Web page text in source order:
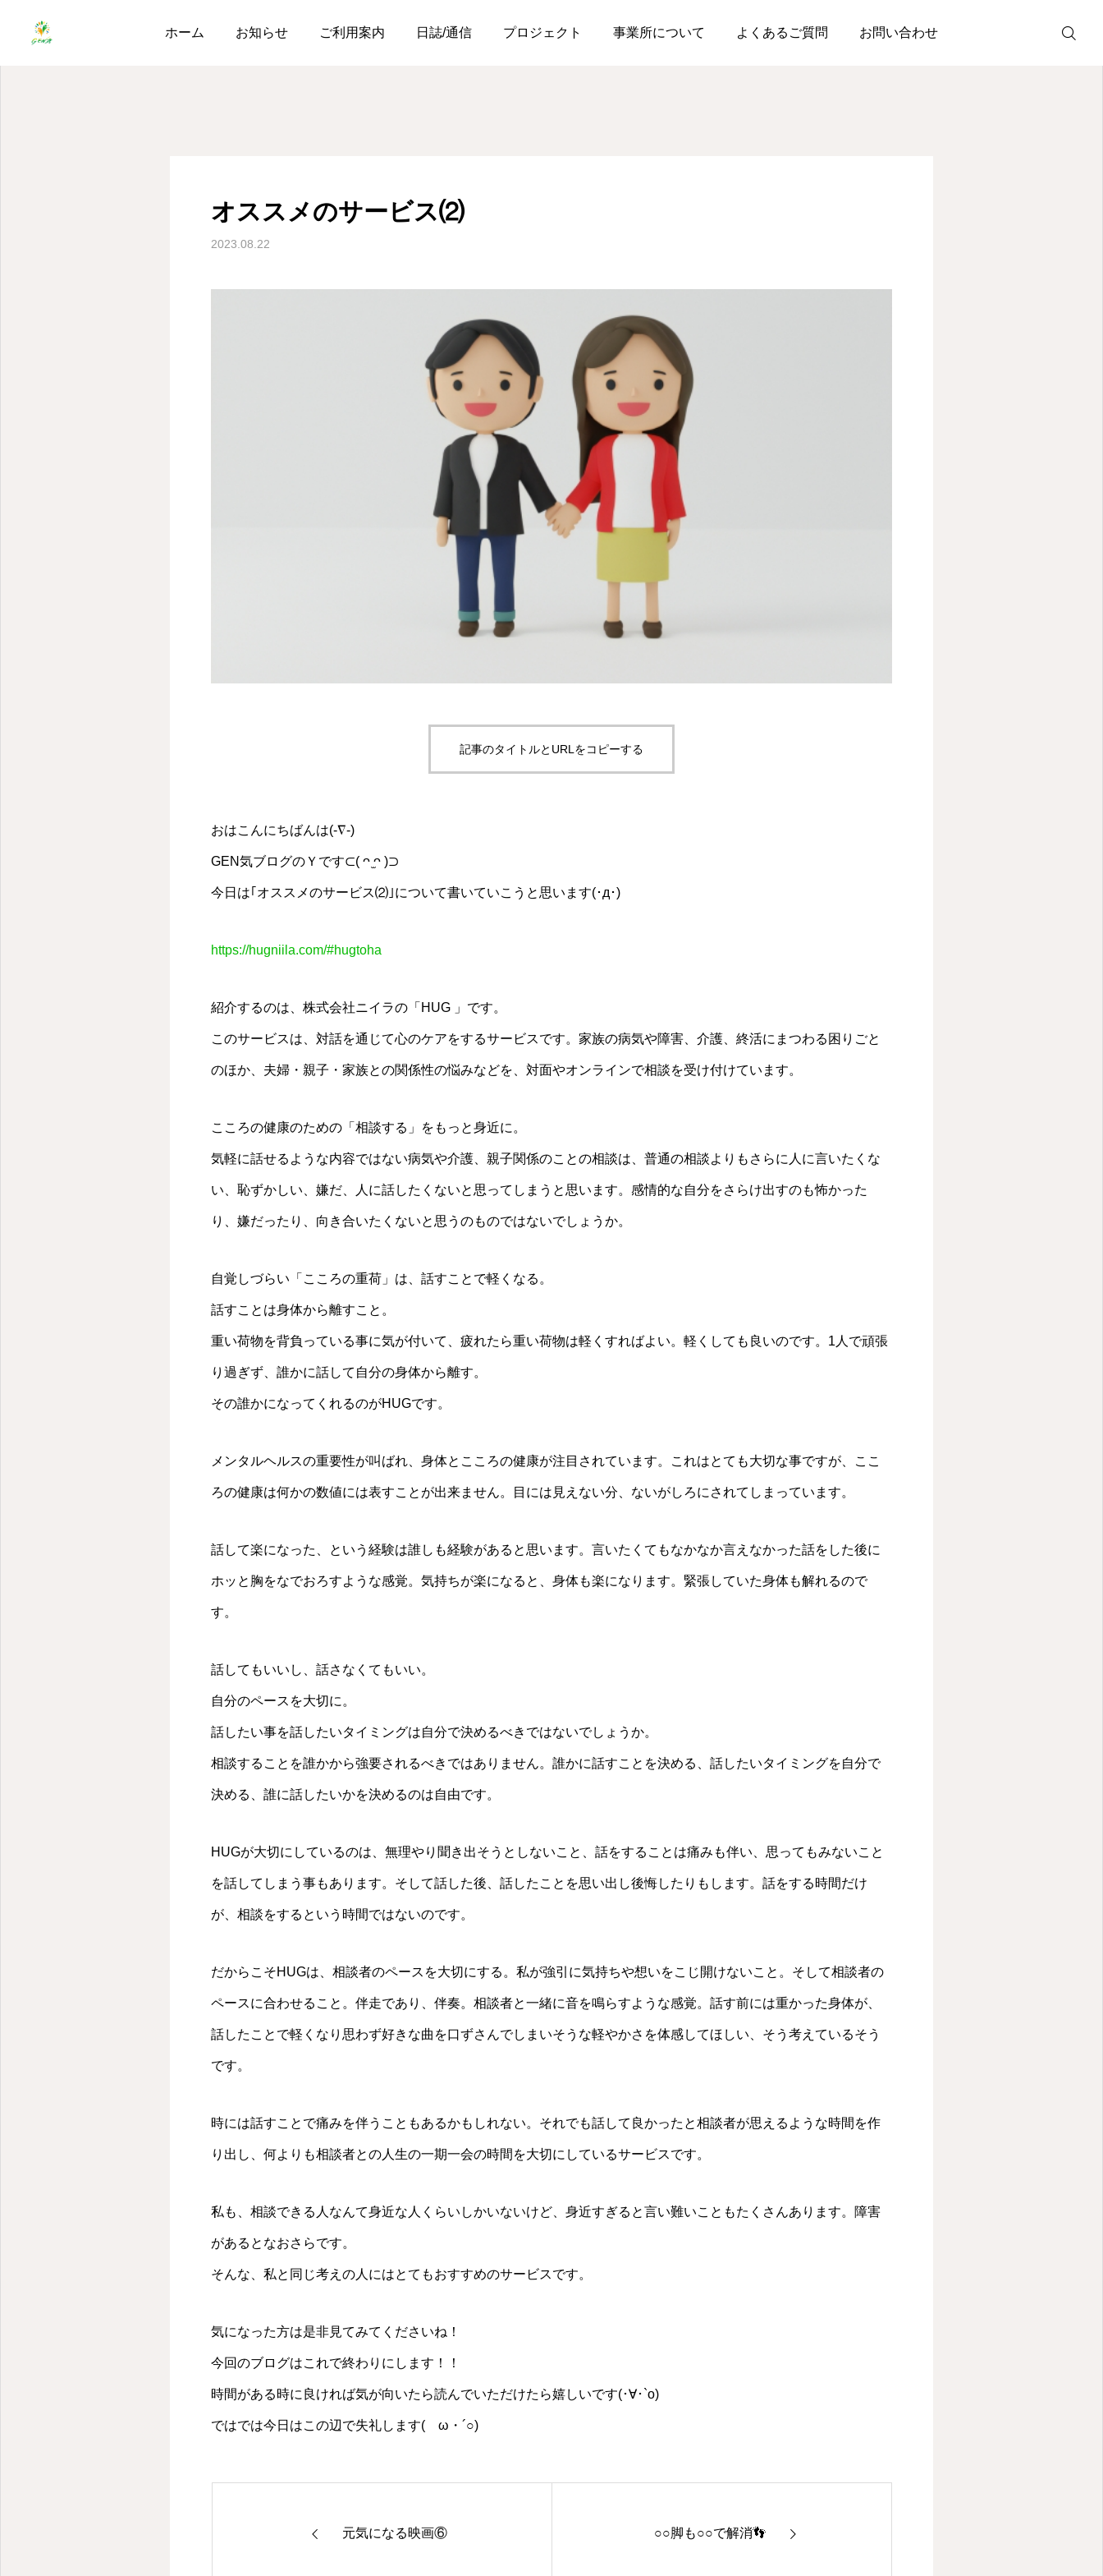
ホーム お知らせ ご利用案内 日誌/通信 プロジェクト 事業所について よくあるご質問 お問い合わせ
ブログ オススメのサービス⑵
オススメのサービス⑵
2023.08.22
記事のタイトルとURLをコピーする
おはこんにちばんは(-∇-)
GEN気ブログのＹです‪⊂( ᴖ ̫ᴖ )⊃
今日は｢オススメのサービス⑵｣について書いていこうと思います‬(･д･)
https://hugniila.com/#hugtoha
紹介するのは、株式会社ニイラの「HUG 」です。
このサービスは、対話を通じて心のケアをするサービスです。家族の病気や障害、介護、終活にまつわる困りごと
のほか、夫婦・親子・家族との関係性の悩みなどを、対面やオンラインで相談を受け付けています。
こころの健康のための「相談する」をもっと身近に。
気軽に話せるような内容ではない病気や介護、親子関係のことの相談は、普通の相談よりもさらに人に言いたくな
い、恥ずかしい、嫌だ、人に話したくないと思ってしまうと思います。感情的な自分をさらけ出すのも怖かった
り、嫌だったり、向き合いたくないと思うのものではないでしょうか。
自覚しづらい「こころの重荷」は、話すことで軽くなる。
話すことは身体から離すこと。
重い荷物を背負っている事に気が付いて、疲れたら重い荷物は軽くすればよい。軽くしても良いのです。1人で頑張
り過ぎず、誰かに話して自分の身体から離す。
その誰かになってくれるのがHUGです。
メンタルヘルスの重要性が叫ばれ、身体とこころの健康が注目されています。これはとても大切な事ですが、ここ
ろの健康は何かの数値には表すことが出来ません。目には見えない分、ないがしろにされてしまっています。
話して楽になった、という経験は誰しも経験があると思います。言いたくてもなかなか言えなかった話をした後に
ホッと胸をなでおろすような感覚。気持ちが楽になると、身体も楽になります。緊張していた身体も解れるので
す。
話してもいいし、話さなくてもいい。
自分のペースを大切に。
話したい事を話したいタイミングは自分で決めるべきではないでしょうか。
相談することを誰かから強要されるべきではありません。誰かに話すことを決める、話したいタイミングを自分で
決める、誰に話したいかを決めるのは自由です。
HUGが大切にしているのは、無理やり聞き出そうとしないこと、話をすることは痛みも伴い、思ってもみないこと
を話してしまう事もあります。そして話した後、話したことを思い出し後悔したりもします。話をする時間だけ
が、相談をするという時間ではないのです。
だからこそHUGは、相談者のペースを大切にする。私が強引に気持ちや想いをこじ開けないこと。そして相談者の
ペースに合わせること。伴走であり、伴奏。相談者と一緒に音を鳴らすような感覚。話す前には重かった身体が、
話したことで軽くなり思わず好きな曲を口ずさんでしまいそうな軽やかさを体感してほしい、そう考えているそう
です。
時には話すことで痛みを伴うこともあるかもしれない。それでも話して良かったと相談者が思えるような時間を作
り出し、何よりも相談者との人生の一期一会の時間を大切にしているサービスです。
私も、相談できる人なんて身近な人くらいしかいないけど、身近すぎると言い難いこともたくさんあります。障害
があるとなおさらです。
そんな、私と同じ考えの人にはとてもおすすめのサービスです。
気になった方は是非見てみてくださいね！
今回のブログはこれで終わりにします！！
時間がある時に良ければ気が向いたら読んでいただけたら嬉しいです(･∀･`o)
ではでは今日はこの辺で失礼します(ゝω・´○)
元気になる映画⑥ ○○脚も○○で解消👣